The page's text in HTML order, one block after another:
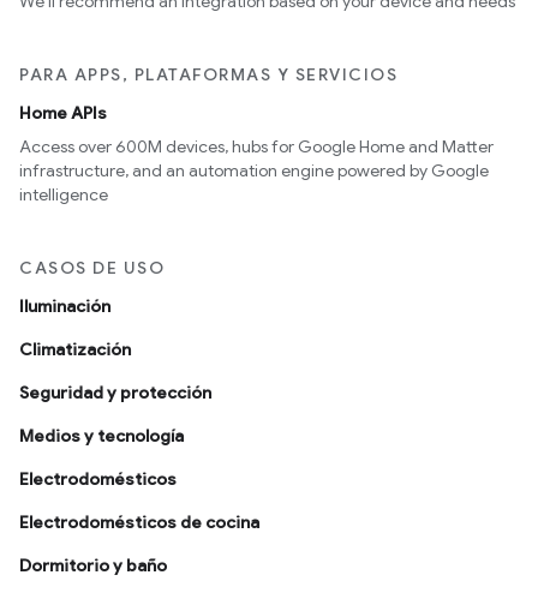
PARA APPS, PLATAFORMAS Y SERVICIOS
Home APIs
Access over 600M devices, hubs for Google Home and Matter
infrastructure, and an automation engine powered by Google
intelligence
CASOS DE USO
Iluminación
Climatización
Seguridad y protección
Medios y tecnología
Electrodomésticos
Electrodomésticos de cocina
Dormitorio y baño